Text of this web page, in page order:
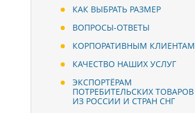
КАК ВЫБРАТЬ РАЗМЕР
ВОПРОСЫ-ОТВЕТЫ
КОРПОРАТИВНЫМ КЛИЕНТАМ
КАЧЕСТВО НАШИХ УСЛУГ
ЭКСПОРТЁРАМ
ПОТРЕБИТЕЛЬСКИХ ТОВАРОВ
ИЗ РОССИИ И СТРАН СНГ